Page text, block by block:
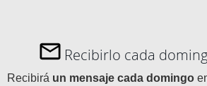
Recibirlo cada
Recibirá un mensaje cada domingo